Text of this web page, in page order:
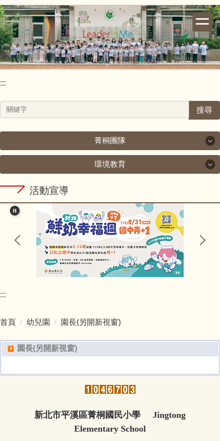
跳
到
主
要
內
容
:::
搜尋
菁桐團隊
校長室
總務處
輔導室
人事室
幼兒園
圖書館
環境教育
環境教育
新北市政府教育局111年度環境教育工作計畫.pdf
新北市環境教育中程計畫（111-114年）.pdf
菁桐國小109年度環境教育成果.pdf
新北市政府教育局食農教育中程計畫(110年).pdf
新北市市永續環境教育中心
環境教育終身學習網
空氣品質監測-空氣盒子(EdiGreen)
活動宣導
:::
首頁 幼兒園 園長(另開新視窗)
園長(另開新視窗)
新北市平溪區菁桐國民小學 Jingtong
Elementary School